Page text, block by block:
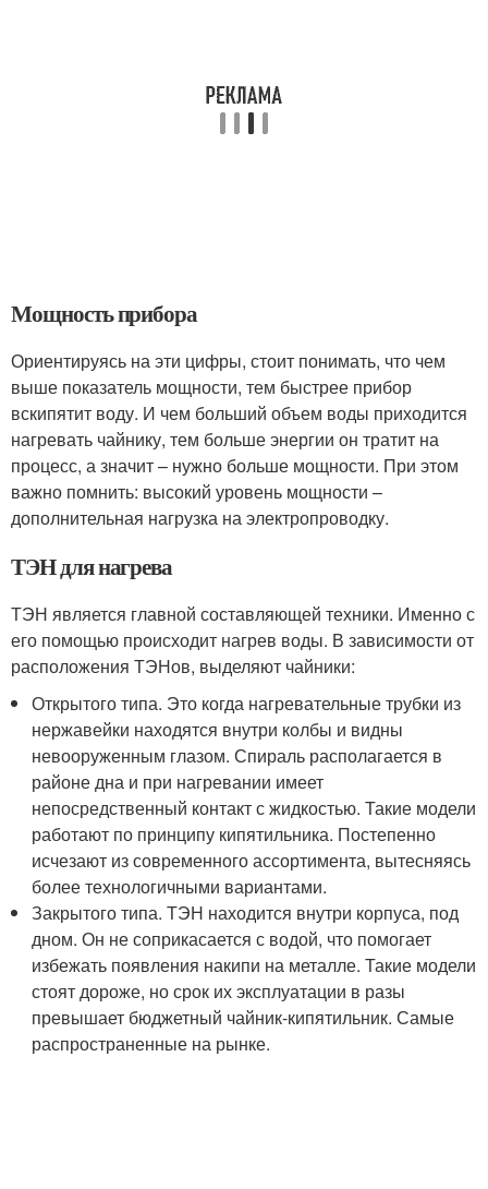
Мощность прибора
Ориентируясь на эти цифры, стоит понимать, что чем
выше показатель мощности, тем быстрее прибор
вскипятит воду. И чем больший объем воды приходится
нагревать чайнику, тем больше энергии он тратит на
процесс, а значит – нужно больше мощности. При этом
важно помнить: высокий уровень мощности –
дополнительная нагрузка на электропроводку.
ТЭН для нагрева
ТЭН является главной составляющей техники. Именно с
его помощью происходит нагрев воды. В зависимости от
расположения ТЭНов, выделяют чайники:
Открытого типа. Это когда нагревательные трубки из
нержавейки находятся внутри колбы и видны
невооруженным глазом. Спираль располагается в
районе дна и при нагревании имеет
непосредственный контакт с жидкостью. Такие модели
работают по принципу кипятильника. Постепенно
исчезают из современного ассортимента, вытесняясь
более технологичными вариантами.
Закрытого типа. ТЭН находится внутри корпуса, под
дном. Он не соприкасается с водой, что помогает
избежать появления накипи на металле. Такие модели
стоят дороже, но срок их эксплуатации в разы
превышает бюджетный чайник-кипятильник. Самые
распространенные на рынке.